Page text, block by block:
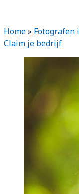
Home» Fotografen
Claim je bedrijf